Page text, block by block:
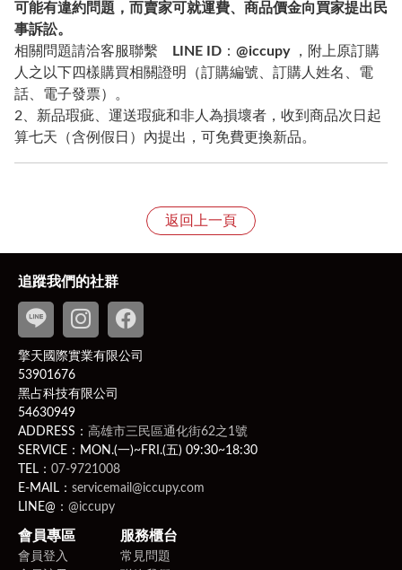
可能有違約問題，而賣家可就運費、商品價金向買家提出民
事訴訟。
相關問題請洽客服聯繫
LINE ID ： @iccupy，附上原訂購
人之以下四樣購買相關證明（訂購編號、訂購人姓名、電
話、電子發票）。
2、新品瑕疵、運送瑕疵和非人為損壞者，收到商品次日起
算七天（含例假日）內提出，可免費更換新品。
返回上一頁
追蹤我們的社群
擎天國際實業有限公司
53901676
黑占科技有限公司
54630949
ADDRESS： 高雄市三民區通化街62之1號
SERVICE：MON.(一)~FRI.(五) 09:30~18:30
TEL： 07-9721008
E-MAIL： servicemail@iccupy.com
LINE@： @iccupy
會員專區
會員登入
服務櫃台
常見問題